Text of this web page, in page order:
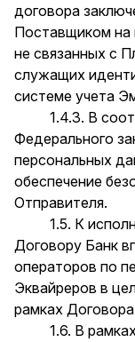
договора
Поставщиком на
не связанных с
служащих
системе учета
1.4.3. В
Федерального
персональных
обеспечение
Отправителя.
1.5. К
Договору Банк
операторов по
Эквайреров в
рамках
1.6. В